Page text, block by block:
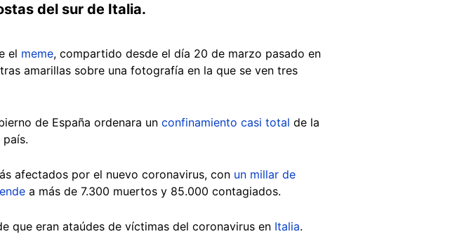
del sur de Italia.
el meme, compartido desde el día 20 de marzo pasado en
amarillas sobre una fotografía en la que se ven tres
de España ordenara un confinamiento casi total de la
afectados por el nuevo coronavirus, con un millar de
a más de 7.300 muertos y 85.000 contagiados.
que eran ataúdes de víctimas del coronavirus en Italia.